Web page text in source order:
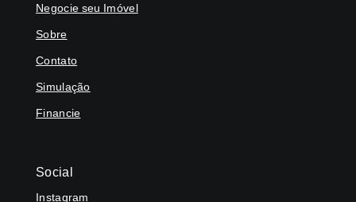
Negocie seu Imóvel
Sobre
Contato
Simulação
Financie
Social
Instagram